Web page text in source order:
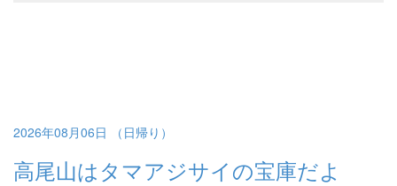
2026年08月06日 （日帰り）
高尾山はタマアジサイの宝庫だよ